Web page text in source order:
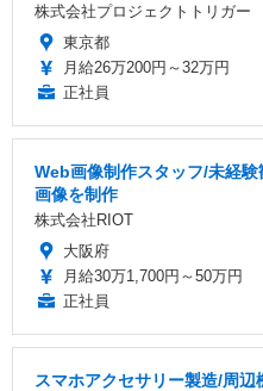
株式会社プロジェクトトリガー
東京都
月給26万200円～32万円
正社員
Web画像制作スタッフ/未経
画像を制作
株式会社RIOT
大阪府
月給30万1,700円～50万円
正社員
スマホアクセサリー製造/周